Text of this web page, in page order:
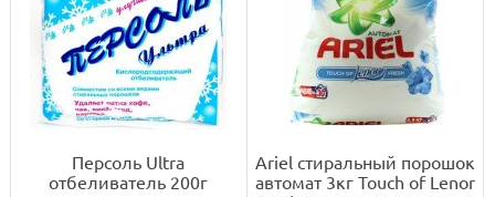
Персоль Ultra
отбеливатель 200г
Ariel стиральный порошок
автомат 3кг Touch of Lenor